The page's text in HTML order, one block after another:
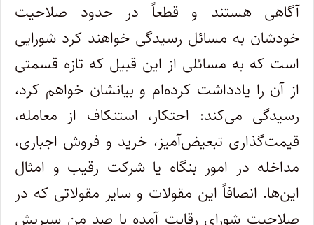
آگاهی هستند و قطعاً در حدود صلاحیت
خودشان به مسائل رسیدگی خواهند کرد شورایی
است که به مسائلی از این قبیل که تازه قسمتی
از آن را یادداشت کرده‌ام و بیانشان خواهم کرد،
رسیدگی می‌کند: احتکار، استنکاف از معامله،
قیمت‌گذاری تبعیض‌آمیز، خرید و فروش اجباری،
مداخله در امور بنگاه یا شرکت رقیب و امثال
این‌ها. انصافاً این مقولات و سایر مقولاتی که در
صلاحیت شورای رقابت آمده با صد من سیریش